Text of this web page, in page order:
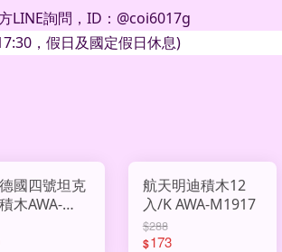
LINE詢問， ID ： @coi6017g
，假日及國定假日休息)
國四號坦克
木AWA-
航天明迪積木12
入/K AWA-M1917
$288
$173